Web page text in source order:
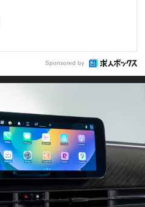
Sponsored by